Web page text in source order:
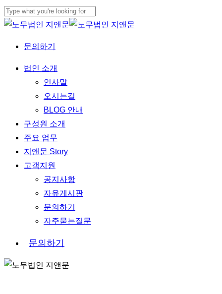
Skip
to
content
Close
문의하기
Menu
법인 소개
인사말
오시는길
BLOG 안내
구성원 소개
주요 업무
지앤문 Story
고객지원
공지사항
자유게시판
문의하기
자주묻는질문
문의 하기